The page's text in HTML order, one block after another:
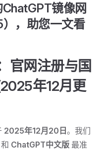
镜像网
，助您一文看
官网注册与国
年12月更
2025年12月20日 。我们
和 ChatGPT中文版 最准